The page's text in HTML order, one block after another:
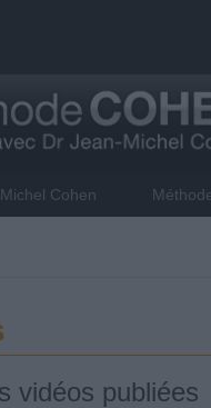
Cohen
vidéos publiées